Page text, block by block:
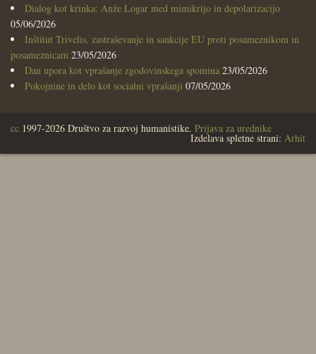
Dialog kot krinka: Anže Logar med mimikrijo in depolarizacijo
05/06/2026
Inštitut Trivelis, zastraševanje in sankcije EU proti posameznikom in
posameznicam 23/05/2026
Dan upora kot vprašanje zgodovinskega spomina 23/05/2026
Pokojnine in delo kot socialni vprašanji 07/05/2026
cc 1997-2026 Društvo za razvoj humanistike. Prijava za urednike
Izdelava spletne strani: Arhit